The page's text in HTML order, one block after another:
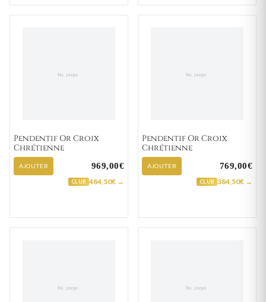
Pendentif Or Croix
Chrétienne
AJOUTER 969,00€
CLUB 484,50€ →
Pendentif Or Croix
Chrétienne
AJOUTER 769,00€
CLUB 384,50€ →